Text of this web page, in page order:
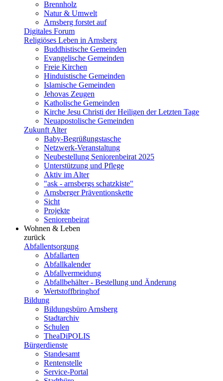
Brennholz
Natur & Umwelt
Arnsberg forstet auf
Digitales Forum
Religiöses Leben in Arnsberg
Buddhistische Gemeinden
Evangelische Gemeinden
Freie Kirchen
Hinduistische Gemeinden
Islamische Gemeinden
Jehovas Zeugen
Katholische Gemeinden
Kirche Jesu Christi der Heiligen der Letzten Tage
Neuapostolische Gemeinden
Zukunft Alter
Baby-Begrüßungstasche
Netzwerk-Veranstaltung
Neubestellung Seniorenbeirat 2025
Unterstützung und Pflege
Aktiv im Alter
"ask - arnsbergs schatzkiste"
Arnsberger Präventionskette
Sicht
Projekte
Seniorenbeirat
Wohnen & Leben
zurück
Abfallentsorgung
Abfallarten
Abfallkalender
Abfallvermeidung
Abfallbehälter - Bestellung und Änderung
Wertstoffbringhof
Bildung
Bildungsbüro Arnsberg
Stadtarchiv
Schulen
TheaDiPOLIS
Bürgerdienste
Standesamt
Rentenstelle
Service-Portal